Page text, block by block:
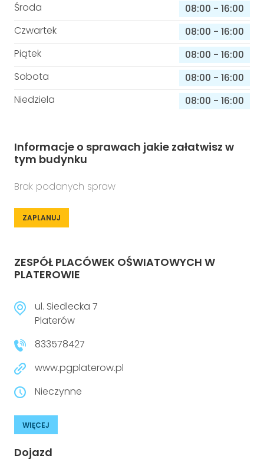
Środa
08:00 - 16:00
Czwartek
08:00 - 16:00
Piątek
08:00 - 16:00
Sobota
08:00 - 16:00
Niedziela
08:00 - 16:00
Informacje o sprawach jakie załatwisz w
tym budynku
Brak podanych spraw
ZAPLANUJ
ZESPÓŁ PLACÓWEK OŚWIATOWYCH W
PLATEROWIE
ul. Siedlecka 7
Platerów
833578427
www.pgplaterow.pl
Nieczynne
WIĘCEJ
Dojazd